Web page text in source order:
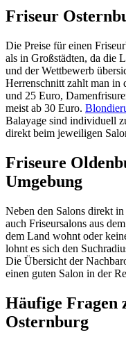
Friseur
Die Preise für einen
als in Großstädten, da die
und der Wettbewerb
Herrenschnitt zahlt man in
und 25 Euro,
meist ab 30 Euro.
Balayage sind individuell
direkt beim jeweiligen
Friseure
Umgebung
Neben den Salons direkt
auch Friseursalons aus
dem Land wohnt oder
lohnt es sich den
Die Übersicht der
einen guten Salon in der
Häufige Fragen
Osternburg